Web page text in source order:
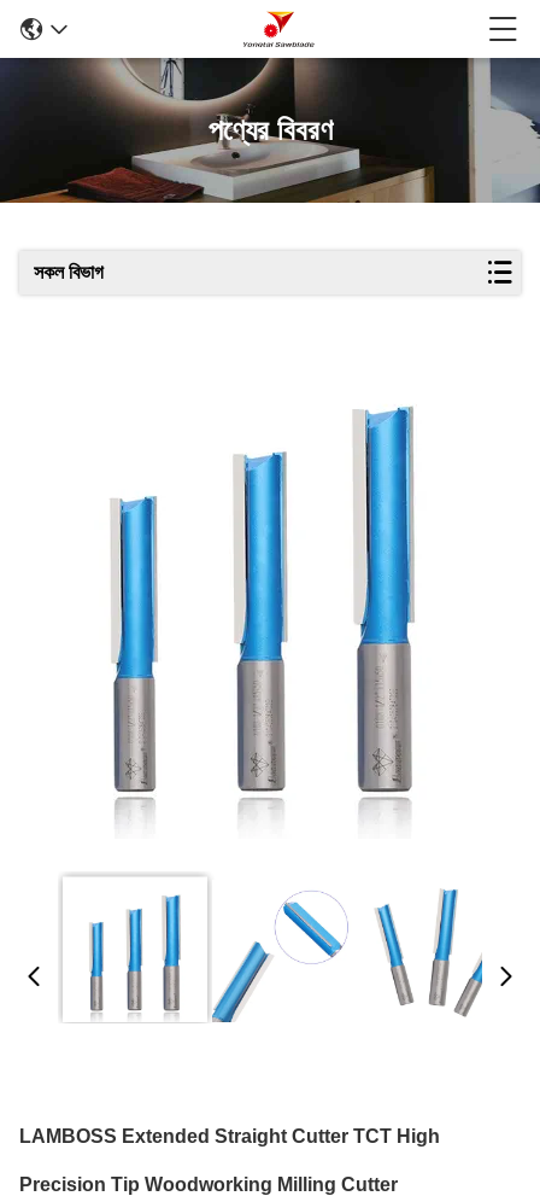
পণ্যের বিবরণ
সকল বিভাগ
LAMBOSS Extended Straight Cutter TCT High
Precision Tip Woodworking Milling Cutter